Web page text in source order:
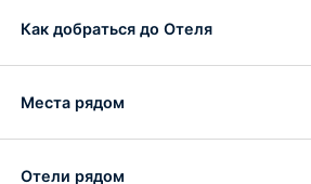
Как добраться до Отеля
Места рядом
Отели рядом